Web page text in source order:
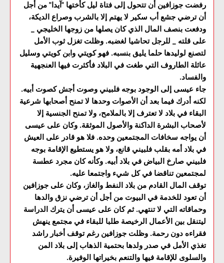
رفضت جوزافين أن تتحول إلى فتاة ليل كأختها "آيدا" من أجل
أن ترضي جشع أب سكير لا يهتم إلا بالشرب وصراع الديكة،
ودفعت بنصف المال الذي كان يصلها من زوجها الخليجي _
على قلته _ للرجل تحاشيا لغضبه. وظلت تغزل ثوب الأمل
لتصنع لوليدها حلما يليق بنسبه. فهو كويتي وابن كويتي وسليل
عائلة الطاروف التي طغت في البلاد فأكثرت فيها العنجهية
والفساد.
جاء عيسى إلى الوجود بوجه فلبيني وصوت أجش كصوت أبيه.
لكنه أدرك فيما بعد أن الأصوات وحدها لا تمنح أصحابها شرعية
البقاء في بلاد لا تعترف إلا بالملامح، ولا تمنح الجنسية إلا
لأصحاب البشرة الداكنة والأصول الموثقة. وكان على عيسى
أن يواجه سخافات المجتمعين وحده. فلا هو قادر على العيش
في بلاد أمه بقلب فلبيني قانع، ولا هو يستطيع الإقامة بوجه
فلبيني صارخ البياض في بلاد أبيه. وكأنه كان مجرد عطسة
لمجتمعين تناقضا في كل شيء واجتمعا عليه.
توقف المال القادم من بلاد النفط والغاز، وكان على جوزافين
أن تعود للخدمة في البيوت من أجل أن ترضي نزق والدها
وحماقاته التي لا تنتهي. ثم كان على عيسى أن يترك الدراسة
ليتنقل بين الأعمال الرخيصة طلبا للبقاء في مجتمع ينهش
فقراءه دون رحمة. وظلت جوزافين رغم توقف أخبار راشد
تغذي الأمل في صدر ولدها بحتمية الذهاب إلى بلاد المن
والسلوى للإقامة فيها والتنعم بخيراتها الوفيرة.